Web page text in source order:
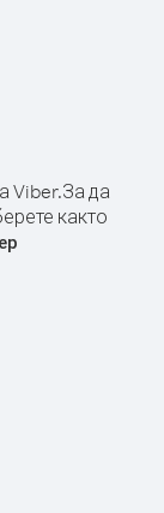
Viber.За да
както